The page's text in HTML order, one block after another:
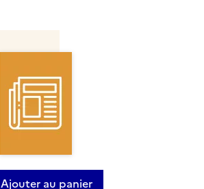
Ajouter au panier